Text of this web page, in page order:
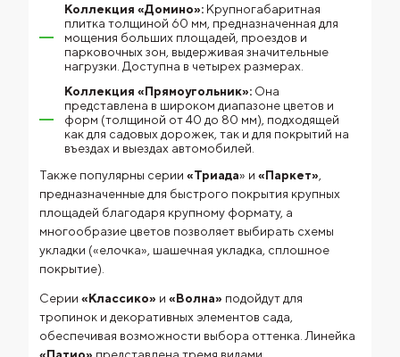
Коллекция «Домино»: Крупногабаритная
плитка толщиной 60 мм, предназначенная для
мощения больших площадей, проездов и
парковочных зон, выдерживая значительные
нагрузки. Доступна в четырех размерах.
Коллекция «Прямоугольник»: Она
представлена в широком диапазоне цветов и
форм (толщиной от 40 до 80 мм), подходящей
как для садовых дорожек, так и для покрытий на
въездах и выездах автомобилей.
Также популярны серии «Триада» и «Паркет»
предназначенные для быстрого покрытия крупных
площадей благодаря крупному формату, а
многообразие цветов позволяет выбирать схемы
укладки («елочка», шашечная укладка, сплошное
покрытие).
Серии «Классико» и «Волна» подойдут для
тропинок и декоративных элементов сада,
обеспечивая возможности выбора оттенка. Линейка
«Патио» представлена тремя видами